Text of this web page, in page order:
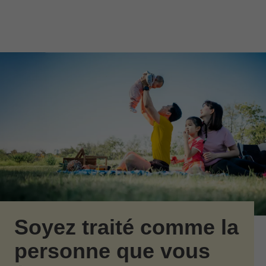
Soyez traité comme la
personne que vous